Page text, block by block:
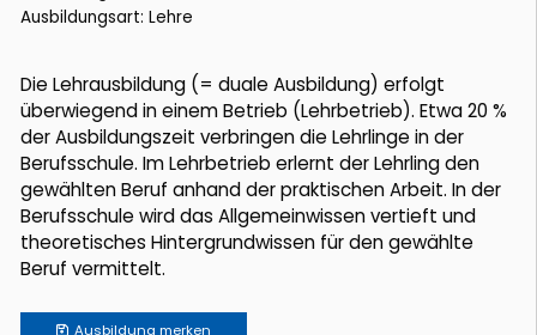
Ausbildungsart: Lehre
Die Lehrausbildung (= duale Ausbildung) erfolgt
überwiegend in einem Betrieb (Lehrbetrieb). Etwa 20 %
der Ausbildungszeit verbringen die Lehrlinge in der
Berufsschule. Im Lehrbetrieb erlernt der Lehrling den
gewählten Beruf anhand der praktischen Arbeit. In der
Berufsschule wird das Allgemeinwissen vertieft und
theoretisches Hintergrundwissen für den gewählte
Beruf vermittelt.
Ausbildung merken